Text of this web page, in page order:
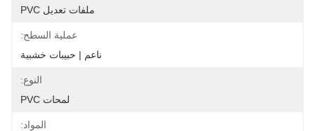
ملفات تعديل PVC
عملية السطح:
ناعم | حبيبات خشبية
النوع:
لمحات PVC
المواد: